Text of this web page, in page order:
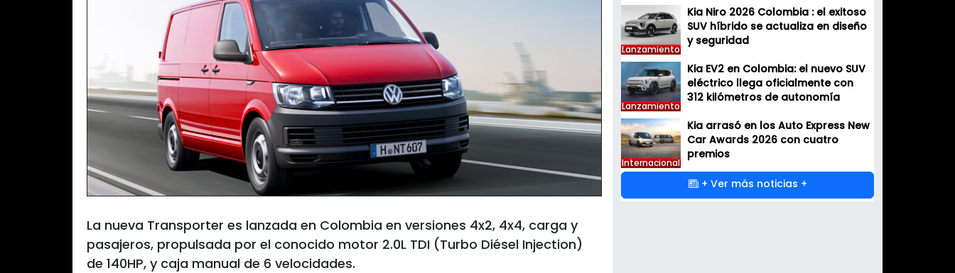
La nueva Transporter es lanzada en Colombia en versiones 4x2, 4x4, carga y
pasajeros, propulsada por el conocido motor 2.0L TDI (Turbo Diésel Injection)
de 140HP, y caja manual de 6 velocidades.
Lanzamiento
Kia Niro 2026 Colombia : el exitoso
SUV híbrido se actualiza en diseño
y seguridad
Lanzamiento
Kia EV2 en Colombia: el nuevo SUV
eléctrico llega oficialmente con
312 kilómetros de autonomía
Internacional
Kia arrasó en los Auto Express New
Car Awards 2026 con cuatro
premios
+ Ver más noticias +